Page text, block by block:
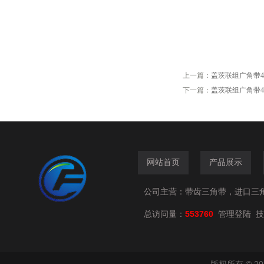
上一篇： 盖茨联组广角带
下一篇： 盖茨联组广角带
网站首页 产品展示
公司主营：带齿三角带，进口三
总访问量： 553760 管理登陆